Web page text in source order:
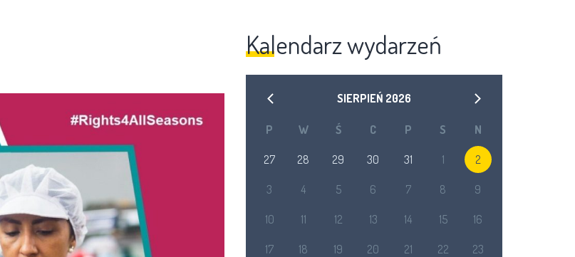
Kalendarz wydarzeń
SIERPIEŃ 2026
P W Ś C P S N
27 28 29 30 31 1 2
3 4 5 6 7 8 9
10 11 12 13 14 15 16
17 18 19 20 21 22 23